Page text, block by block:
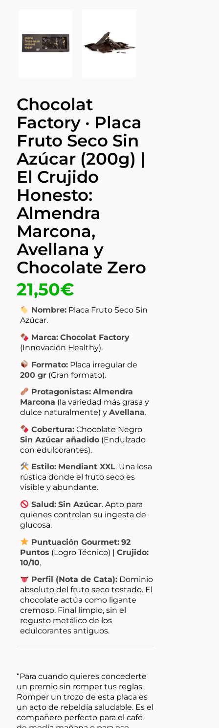
Chocolat
Factory · Placa
Fruto Seco Sin
Azúcar (200g) |
El Crujido
Honesto:
Almendra
Marcona,
Avellana y
Chocolate Zero
21,50€
Nombre:Placa Fruto Seco Sin
Azúcar.
Marca: Chocolat Factory
(Innovación Healthy).
Formato:Placa irregular de
200 gr(Gran formato).
Protagonistas: Almendra
Marcona (la variedad más grasa y
dulce naturalmente) y Avellana.
Cobertura:Chocolate Negro
Sin Azúcar añadido(Endulzado
con edulcorantes).
Estilo: Mendiant XXL. Una losa
rústica donde el fruto seco es
visible y abundante.
Salud: Sin Azúcar. Apto para
quienes controlan su ingesta de
glucosa.
Puntuación Gourmet: 92
Puntos (Logro Técnico) | Crujido:
10/10.
Perfil (Nota de Cata):Dominio
absoluto del fruto seco tostado. El
chocolate actúa como ligante
cremoso. Final limpio, sin el
regusto metálico de los
edulcorantes antiguos.
“Para cuando quieres concederte
un premio sin romper tus reglas.
Romper un trozo de esta placa es
un acto de rebeldía saludable. Es el
compañero perfecto para el café